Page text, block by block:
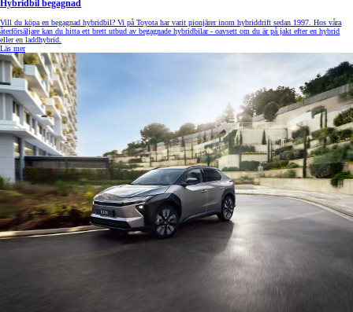
Hybridbil begagnad
Vill du köpa en begagnad hybridbil? Vi på Toyota har varit pionjärer inom hybriddrift sedan 1997. Hos våra
återförsäljare kan du hitta ett brett utbud av begagnade hybridbilar - oavsett om du är på jakt efter en hybrid
eller en laddhybrid.
Läs mer